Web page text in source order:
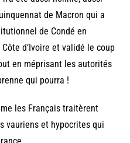
de Macron qui a
de Condé en
d’Ivoire et validé le coup
en méprisant les autorités
qui pourra !
les Français traitèrent
vauriens et hypocrites qui